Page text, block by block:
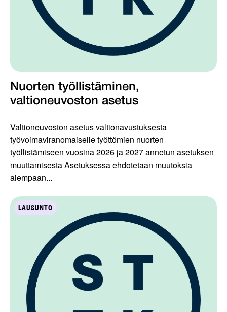
Nuorten työllistäminen,
valtioneuvoston asetus
Valtioneuvoston asetus valtionavustuksesta
työvoimaviranomaiselle työttömien nuorten
työllistämiseen vuosina 2026 ja 2027 annetun asetuksen
muuttamisesta Asetuksessa ehdotetaan muutoksia
aiempaan...
LAUSUNTO